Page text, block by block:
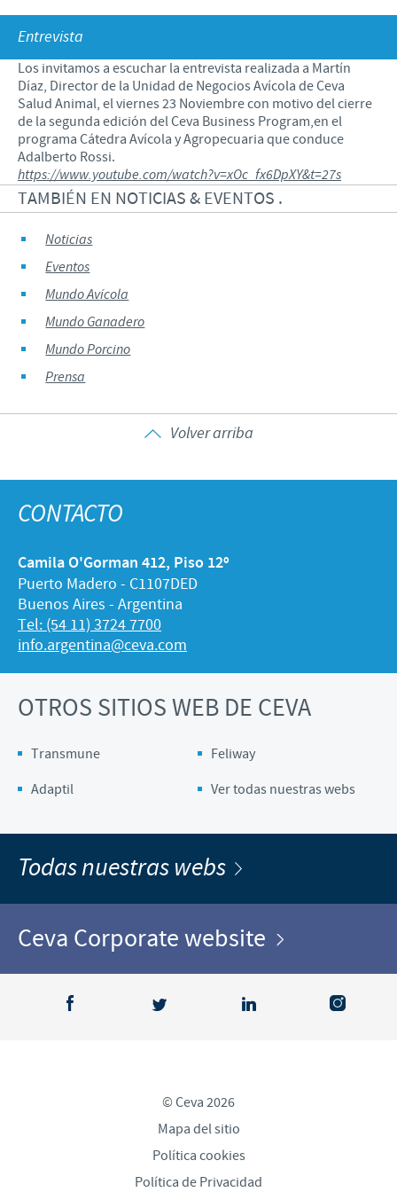
Mundo Ganadero
Mundo Porcino
Prensa
Nuestro Enfoque en la responsabilidad
Contribuciones
Programas de Apoyo Mundial
Patrocinios Científicos
TRABAJAR EN CEVA
Si querés trabajar con nosotros
Entrevista
Los invitamos a escuchar la entrevista realizada a Martín
Díaz, Director de la Unidad de Negocios Avícola de Ceva
Salud Animal, el viernes 23 Noviembre con motivo del cierre
de la segunda edición del Ceva Business Program,en el
programa Cátedra Avícola y Agropecuaria que conduce
Adalberto Rossi.
https://www.youtube.com/watch?v=xOc_fx6DpXY&t=27s
TAMBIÉN EN NOTICIAS & EVENTOS .
Noticias
Eventos
Mundo Avícola
Mundo Ganadero
Mundo Porcino
Prensa
Volver arriba
CONTACTO
Camila O'Gorman 412, Piso 12º
Puerto Madero - C1107DED
Buenos Aires - Argentina
Tel: (54 11) 3724 7700
info.argentina@ceva.com
OTROS SITIOS WEB DE CEVA
Transmune
Feliway
Adaptil
Ver todas nuestras webs
Todas nuestras webs
Ceva Corporate website
© Ceva 2026
Mapa del sitio
Política cookies
Política de Privacidad